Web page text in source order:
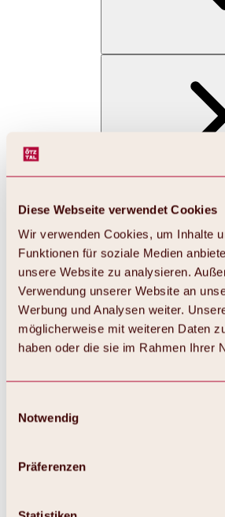
Diese Webseite verwendet Cookies
Wir verwenden Cookies, um Inhalte
Funktionen für soziale Medien
unsere Website zu analysieren.
Verwendung unserer Website an
Werbung und Analysen weiter.
möglicherweise mit weiteren Daten
haben oder die sie im Rahmen Ihrer
Notwendig
Präferenzen